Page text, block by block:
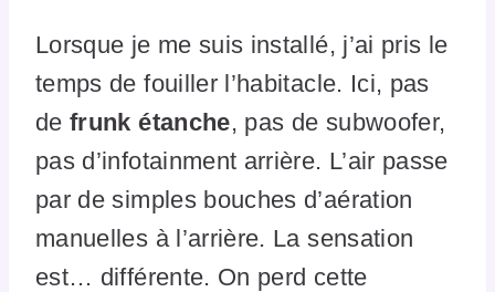
Lorsque je me suis installé, j’ai pris le
temps de fouiller l’habitacle. Ici, pas
defrunk étanche, pas de subwoofer,
pas d’infotainment arrière. L’air passe
par de simples bouches d’aération
manuelles à l’arrière. La sensation
est… différente. On perd cette